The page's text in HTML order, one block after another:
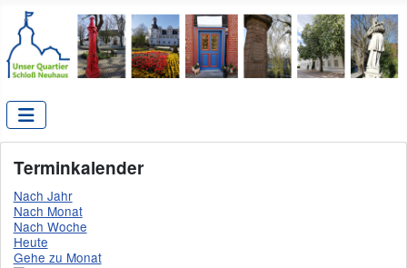
Terminkalender
Nach Jahr
Nach Monat
Nach Woche
Heute
Gehe zu Monat